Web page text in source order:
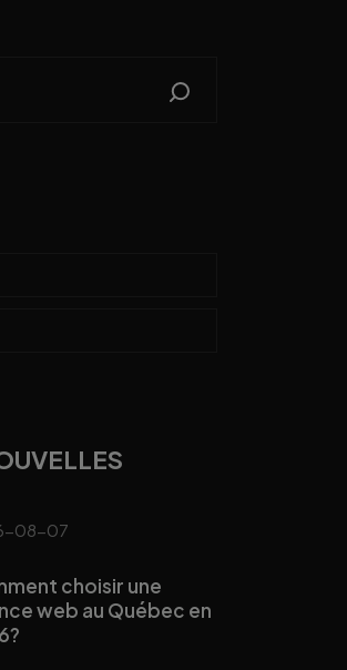
08-07
choisir une
web au Québec en